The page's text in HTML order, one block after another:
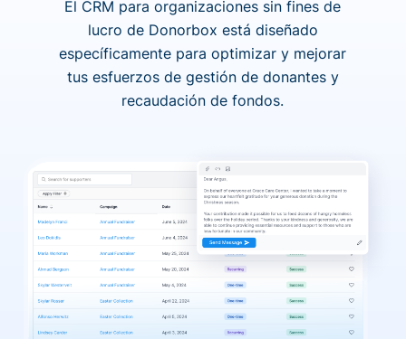
El CRM para organizaciones sin fines de
lucro de Donorbox está diseñado
específicamente para optimizar y mejorar
tus esfuerzos de gestión de donantes y
recaudación de fondos.